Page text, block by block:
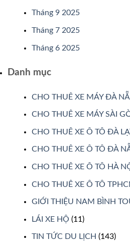
Tháng 9 2025
Tháng 7 2025
Tháng 6 2025
Danh mục
CHO THUÊ XE MÁY ĐÀ
CHO THUÊ XE MÁY SÀI
CHO THUÊ XE Ô TÔ ĐÀ
CHO THUÊ XE Ô TÔ ĐÀ
CHO THUÊ XE Ô TÔ HÀ
CHO THUÊ XE Ô TÔ
GIỚI THIỆU NAM BÌNH
LÁI XE HỘ (11)
TIN TỨC DU LỊCH (143)